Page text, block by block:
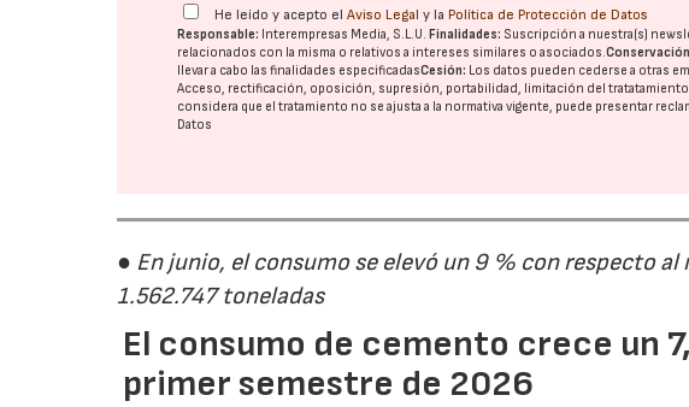
He leído y acepto elAviso Legal y la Política de Protección de Datos
Responsable: Interempresas Media, S.L.U.Finalidades: Suscripción a nuestra(s)
relacionados con la misma o relativos a intereses similares o asociados.
llevar a cabo las finalidades especificadasCesión: Los datos pueden cederse a otras
Acceso, rectificación, oposición, supresión, portabilidad, limitación del
considera que el tratamiento no se ajusta a la normativa vigente, puede presentar
Datos
● En junio, el consumo se elevó un 9 % con respecto
1.562.747 toneladas
El consumo de cemento crece un
primer semestre de 2026